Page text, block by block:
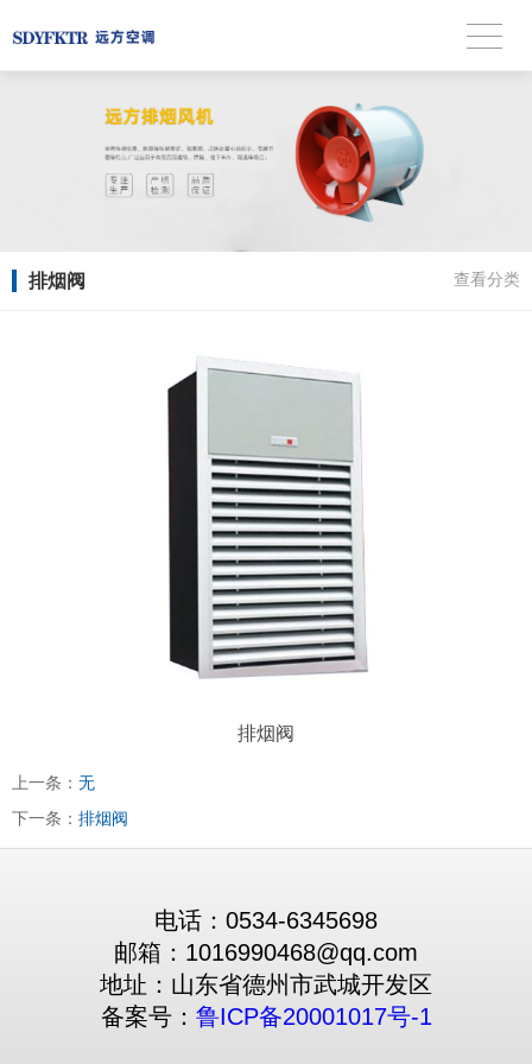
排烟阀 查看分类
排烟阀
上一条： 无
下一条： 排烟阀
电话：0534-6345698
邮箱：1016990468@qq.com
地址：山东省德州市武城开发区
备案号： 鲁ICP备20001017号-1